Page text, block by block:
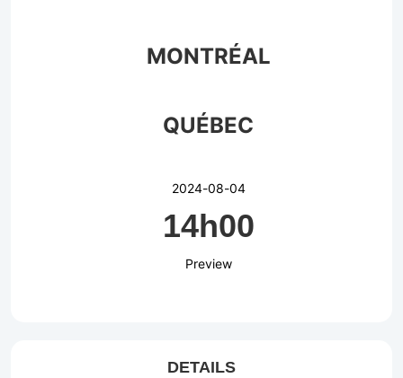
MONTRÉAL
QUÉBEC
2024-08-04
14h00
Preview
DETAILS